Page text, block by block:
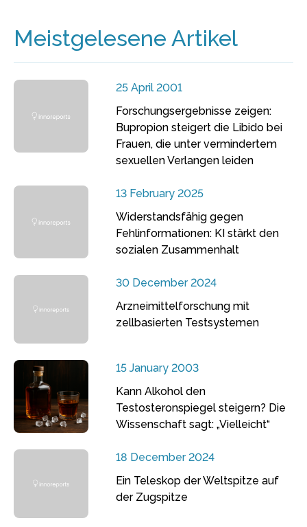
Meistgelesene Artikel
25 April 2001
Forschungsergebnisse zeigen:
Bupropion steigert die Libido bei
Frauen, die unter vermindertem
sexuellen Verlangen leiden
13 February 2025
Widerstandsfähig gegen
Fehlinformationen: KI stärkt den
sozialen Zusammenhalt
30 December 2024
Arzneimittelforschung mit
zellbasierten Testsystemen
15 January 2003
Kann Alkohol den
Testosteronspiegel steigern? Die
Wissenschaft sagt: „Vielleicht“
18 December 2024
Ein Teleskop der Weltspitze auf
der Zugspitze